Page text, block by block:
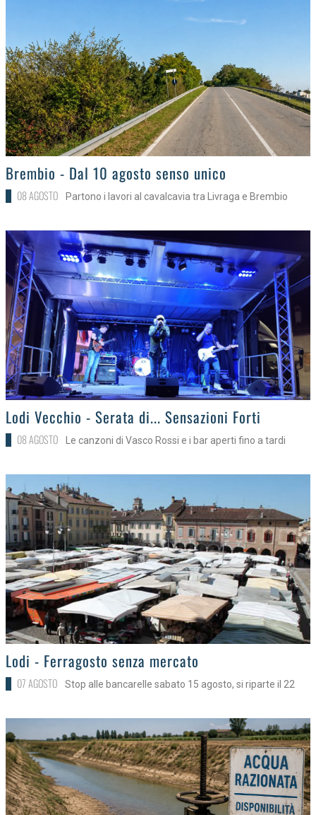
>
Brembio - Dal 10 agosto senso unico
08 AGOSTO Partono i lavori al cavalcavia tra Livraga e Brembio
>Lodi Vecchio - Serata di... Sensazioni Forti
08 AGOSTO Le canzoni di Vasco Rossi e i bar aperti fino a tardi
>Lodi - Ferragosto senza mercato
07 AGOSTO Stop alle bancarelle sabato 15 agosto, si riparte il 22